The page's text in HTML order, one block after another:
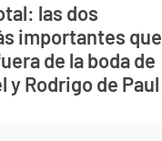
las dos
importantes que
de la boda de
y Rodrigo de Paul